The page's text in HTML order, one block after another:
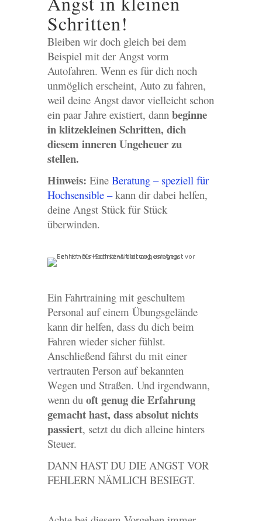
Schritten!
Bleiben wir doch gleich bei dem
Beispiel mit der Angst vorm
Autofahren. Wenn es für dich noch
unmöglich erscheint, Auto zu fahren,
weil deine Angst davor vielleicht schon
ein paar Jahre existiert, dann beginne
in klitzekleinen Schritten, dich
diesem inneren Ungeheuer zu
stellen.
Hinweis: Eine Beratung – speziell für
Hochsensible –kann dir dabei helfen,
deine Angst Stück für Stück
überwinden.
Ein Fahrtraining mit geschultem
Personal auf einem Übungsgelände
kann dir helfen, dass du dich beim
Fahren wieder sicher fühlst.
Anschließend fährst du mit einer
vertrauten Person auf bekannten
Wegen und Straßen. Und irgendwann,
wenn du oft genug die Erfahrung
gemacht hast, dass absolut nichts
passiert, setzt du dich alleine hinters
Steuer.
DANN HAST DU DIE ANGST VOR
FEHLERN NÄMLICH BESIEGT.